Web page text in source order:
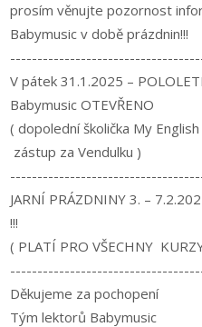
prosím věnujte pozornost
Babymusic v době prázdnin!!!
V pátek 31.1.2025 –
Babymusic OTEVŘENO
( dopolední školička My
zástup za Vendulku )
JARNÍ PRÁZDNINY 3. –
!!!
( PLATÍ PRO VŠECHNY
Děkujeme za pochopení
Tým lektorů Babymusic